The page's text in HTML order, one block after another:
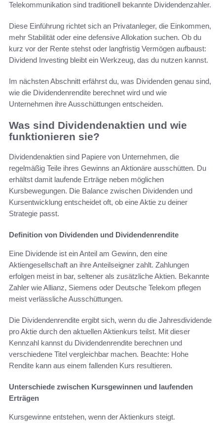
Telekommunikation sind traditionell bekannte Dividendenzahler.
Diese Einführung richtet sich an Privatanleger, die Einkommen,
mehr Stabilität oder eine defensive Allokation suchen. Ob du
kurz vor der Rente stehst oder langfristig Vermögen aufbaust:
Dividend Investing bleibt ein Werkzeug, das du nutzen kannst.
Im nächsten Abschnitt erfährst du, was Dividenden genau sind,
wie die Dividendenrendite berechnet wird und wie
Unternehmen ihre Ausschüttungen entscheiden.
Was sind Dividendenaktien und wie
funktionieren sie?
Dividendenaktien sind Papiere von Unternehmen, die
regelmäßig Teile ihres Gewinns an Aktionäre ausschütten. Du
erhältst damit laufende Erträge neben möglichen
Kursbewegungen. Die Balance zwischen Dividenden und
Kursentwicklung entscheidet oft, ob eine Aktie zu deiner
Strategie passt.
Definition von Dividenden und Dividendenrendite
Eine Dividende ist ein Anteil am Gewinn, den eine
Aktiengesellschaft an ihre Anteilseigner zahlt. Zahlungen
erfolgen meist in bar, seltener als zusätzliche Aktien. Bekannte
Zahler wie Allianz, Siemens oder Deutsche Telekom pflegen
meist verlässliche Ausschüttungen.
Die Dividendenrendite ergibt sich, wenn du die Jahresdividende
pro Aktie durch den aktuellen Aktienkurs teilst. Mit dieser
Kennzahl kannst du Dividendenrendite berechnen und
verschiedene Titel vergleichbar machen. Beachte: Hohe
Rendite kann aus einem fallenden Kurs resultieren.
Unterschiede zwischen Kursgewinnen und laufenden
Erträgen
Kursgewinne entstehen, wenn der Aktienkurs steigt.